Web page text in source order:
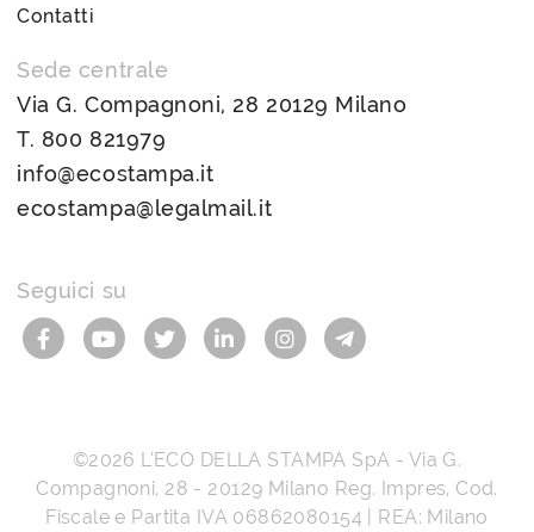
Contatti
Sede centrale
Via G. Compagnoni, 28 20129 Milano
T. 800 821979
info@ecostampa.it
ecostampa@legalmail.it
Seguici su
©2026 L’ECO DELLA STAMPA SpA - Via G.
Compagnoni, 28 - 20129 Milano Reg. Impres, Cod.
Fiscale e Partita IVA 06862080154 | REA: Milano